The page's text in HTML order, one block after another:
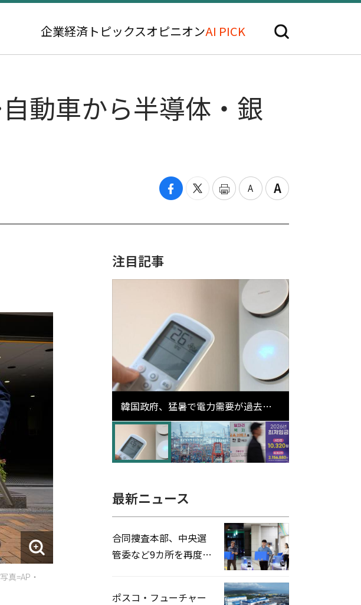
企業経済 トピックスオピニオンAI PICK
動車から半導体・銀
真=AP・
注目記事
韓国政府、猛暑で電力需要が過去最
高更新の可能性に需給対応体制を点
検
最新ニュース
合同捜査本部、中央選
管委など9カ所を再度家
ポスコ・フューチャー